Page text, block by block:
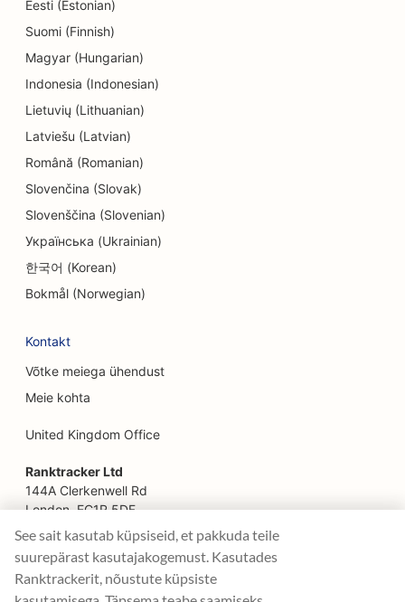
SEO endodontidele
SEO meelelahutuse ja vaba aja veetmise jaoks
SEO inseneribüroodele
EO etniliste restoranide jaoks
SEO Facelift teenuste jaoks
SEO pererestoranidele
SEO põllumajandusettevõtetest toidukohti
SEO finantsplaneerijatele
SEO finantsteenuste jaoks
SEO floristidele
SEO toiduautodele
SEO Prantsuse kondiitritöökodadele
Eesti (Estonian)
Suomi (Finnish)
Magyar (Hungarian)
Indonesia (Indonesian)
Lietuvių (Lithuanian)
Latviešu (Latvian)
Română (Romanian)
Slovenčina (Slovak)
Slovenščina (Slovenian)
Українська (Ukrainian)
한국어 (Korean)
Bokmål (Norwegian)
Kontakt
Võtke meiega ühendust
Meie kohta
United Kingdom Office
Ranktracker Ltd
144A Clerkenwell Rd
London, EC1R 5DF
Company No: 08820809
felix@ranktracker.com
See sait kasutab küpsiseid, et pakkuda teile
suurepärast kasutajakogemust. Kasutades
Ranktrackerit, nõustute küpsiste